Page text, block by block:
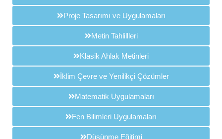
Proje Tasarımı ve Uygulamaları
Metin Tahlillleri
Klasik Ahlak Metinleri
İklim Çevre ve Yenilikçi Çözümler
Matematik Uygulamaları
Fen Bilimleri Uygulamaları
Düşünme Eğitimi